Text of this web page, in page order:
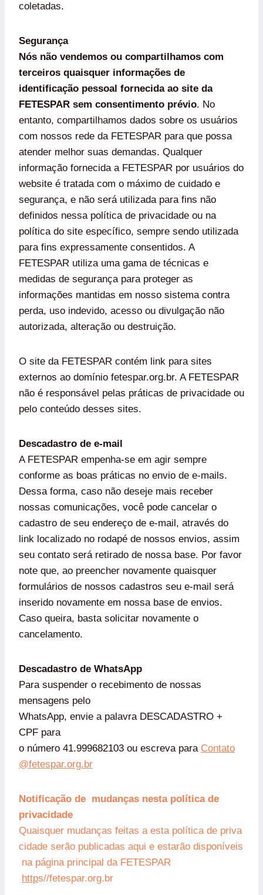
coletadas.
Segurança
Nós não vendemos ou compartilhamos com
terceiros quaisquer informações de
identificação pessoal fornecida ao site da
FETESPAR sem consentimento prévio. No
entanto, compartilhamos dados sobre os usuários
com nossos rede da FETESPAR para que possa
atender melhor suas demandas. Qualquer
informação fornecida a FETESPAR por usuários do
website é tratada com o máximo de cuidado e
segurança, e não será utilizada para fins não
definidos nessa política de privacidade ou na
política do site específico, sempre sendo utilizada
para fins expressamente consentidos. A
FETESPAR utiliza uma gama de técnicas e
medidas de segurança para proteger as
informações mantidas em nosso sistema contra
perda, uso indevido, acesso ou divulgação não
autorizada, alteração ou destruição.
O site da FETESPAR contém link para sites
externos ao domínio fetespar.org.br. A FETESPAR
não é responsável pelas práticas de privacidade ou
pelo conteúdo desses sites.
Descadastro de e-mail
A FETESPAR empenha-se em agir sempre
conforme as boas práticas no envio de e-mails.
Dessa forma, caso não deseje mais receber
nossas comunicações, você pode cancelar o
cadastro de seu endereço de e-mail, através do
link localizado no rodapé de nossos envios, assim
seu contato será retirado de nossa base. Por favor
note que, ao preencher novamente quaisquer
formulários de nossos cadastros seu e-mail será
inserido novamente em nossa base de envios.
Caso queira, basta solicitar novamente o
cancelamento.
Descadastro de WhatsApp
Para suspender o recebimento de nossas
mensagens pelo
WhatsApp, envie a palavra DESCADASTRO +
CPF para
o número 41.999682103 ou escreva para Contato
@fetespar.org.br
Notificação de mudanças nesta política de
privacidade
Quaisquer mudanças feitas a esta política de priva
cidade serão publicadas aqui e estarão disponíveis
na página principal da FETESPAR
https//fetespar.org.br